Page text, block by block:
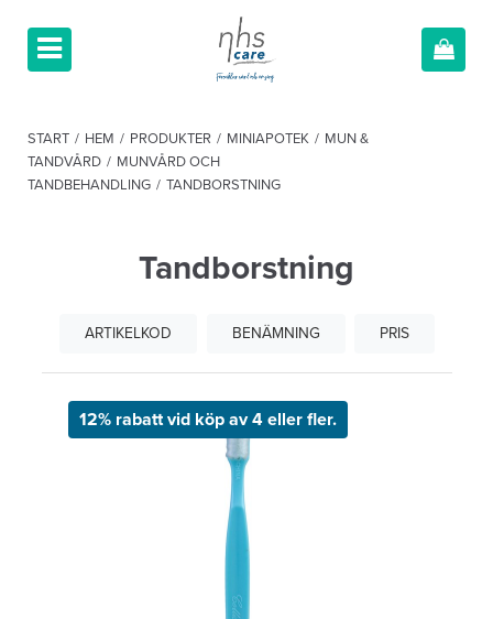
START / HEM / PRODUKTER / MINIAPOTEK / MUN &
TANDVÅRD / MUNVÅRD OCH
TANDBEHANDLING / TANDBORSTNING
Tandborstning
ARTIKELKOD BENÄMNING PRIS
12% rabatt vid köp av 4 eller fler.